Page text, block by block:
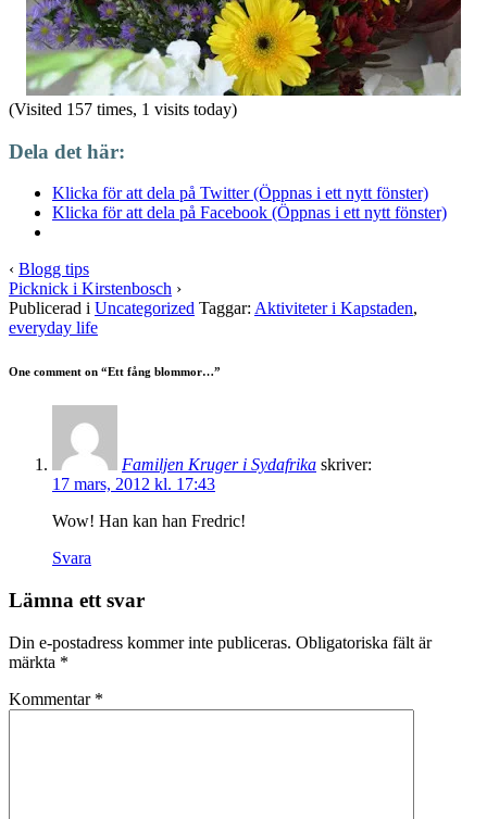
(Visited 157 times, 1 visits today)
Dela det här:
Klicka för att dela på Twitter (Öppnas i ett nytt fönster)
Klicka för att dela på Facebook (Öppnas i ett nytt fönster)
‹ Blogg tips
Picknick i Kirstenbosch ›
Publicerad i Uncategorized Taggar: Aktiviteter i Kapstaden,
everyday life
One comment on “Ett fång blommor…”
Familjen Kruger i Sydafrika skriver:
17 mars, 2012 kl. 17:43
Wow! Han kan han Fredric!
Svara
Lämna ett svar
Din e-postadress kommer inte publiceras. Obligatoriska fält är
märkta *
Kommentar *